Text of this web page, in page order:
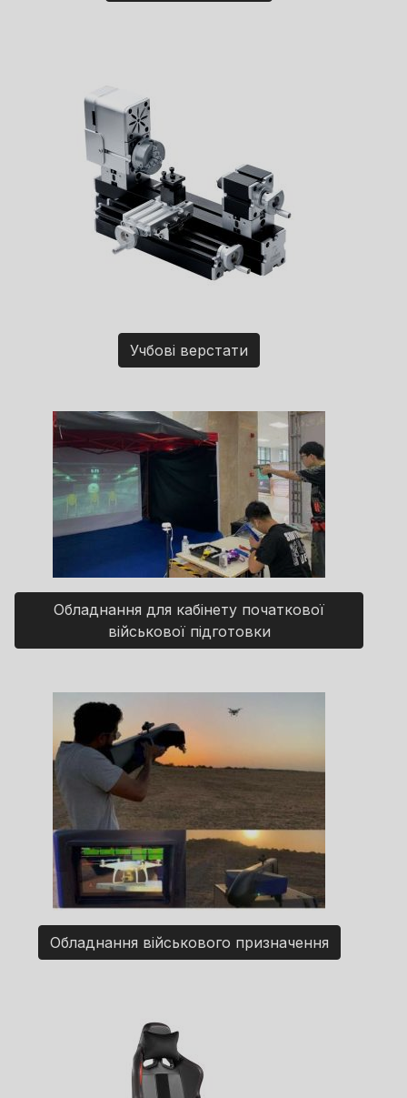
Учбові верстати
Обладнання для кабінету початкової
військової підготовки
Обладнання військового призначення